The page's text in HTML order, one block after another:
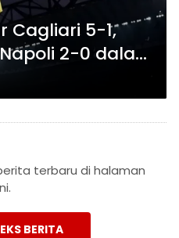
Cagliari 5-1,
2-0 dalam
A
terbaru di halaman
BERITA